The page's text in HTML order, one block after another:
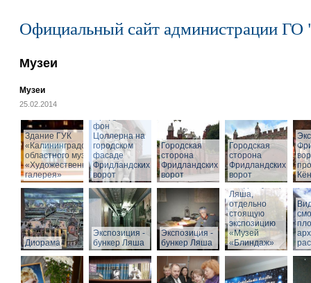
Официальный сайт администрации ГО
Музеи
Музеи
25.02.2014
Здание ГУК
«Калининградского
областного музея
«Художественная
галерея»
фон
Цоллерна на
городском
фасаде
Фридландских
ворот
Городская
сторона
Фридландских
ворот
Городская
сторона
Фридландских
ворот
Диорама
Экспозиция -
бункер Ляша
Экспозиция -
бункер Ляша
Вход в бункер
Ляша,
отдельно
стоящую
экспозицию
«Музей
«Блиндаж»